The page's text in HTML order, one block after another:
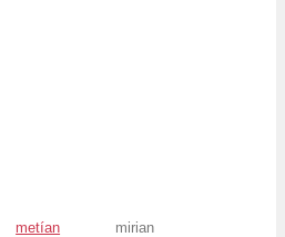
metían
mirian